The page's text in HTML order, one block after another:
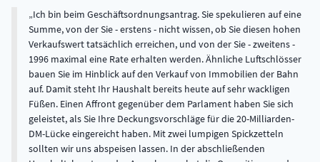
Ich bin beim Geschäftsordnungsantrag. Sie spekulieren auf eine
Summe, von der Sie - erstens - nicht wissen, ob Sie diesen hohen
Verkaufswert tatsächlich erreichen, und von der Sie - zweitens -
1996 maximal eine Rate erhalten werden. Ähnliche Luftschlösser
bauen Sie im Hinblick auf den Verkauf von Immobilien der Bahn
auf. Damit steht Ihr Haushalt bereits heute auf sehr wackligen
Füßen. Einen Affront gegenüber dem Parlament haben Sie sich
geleistet, als Sie Ihre Deckungsvorschläge für die 20-Milliarden-
DM-Lücke eingereicht haben. Mit zwei lumpigen Spickzetteln
sollten wir uns abspeisen lassen. In der abschließenden